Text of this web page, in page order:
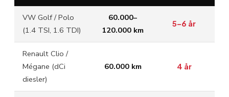
VW Golf / Polo
(1.4 TSI, 1.6 TDI)
60.000–
120.000 km
5–6 år
Renault Clio /
Mégane (dCi
diesler)
60.000 km 4 år